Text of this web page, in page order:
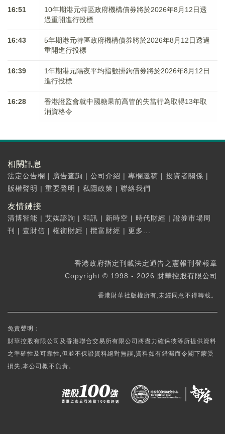
16:51
10年期港元特區政府機構債券將於2026年8月12日透
過重開進行投標
16:43
5年期港元特區政府機構債券將於2026年8月12日透過
重開進行投標
16:39
1年期港元隔夜平均指數掛鉤債券將於2026年8月12日
進行投標
16:28
香港證監會就中國糖果前高管的失當行為取得13年取
消資格令
相關訊息
法定公告欄 | 廣告查詢 | 公司介紹 | 專欄邀稿 | 投資者關係 |
版權聲明 | 重要聲明 | 私隱政策 | 聯絡我們
友情鏈接
清博智能 | 艾媒諮詢 | 和訊 | 新時空 | 時代財經 | 證券市場周
刊
| 壹財信 | 權衡財經 | 攬富財經 | 更多...
香港政府指定刊載法定通告之憲報刊登報章
Copyright © 1998 - 2026 財華控股有限公司
香港財華社版權所有,未經同意不得轉載。
免責聲明：
財華控股有限公司及香港聯合交易所有限公司將盡力確保彼等所提供資料
之準確性及可靠性,但並不保證資料絕對無誤,資料如有錯漏而令閣下蒙受
損失,本公司概不負責。